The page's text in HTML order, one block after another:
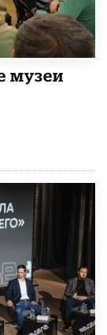
музеи